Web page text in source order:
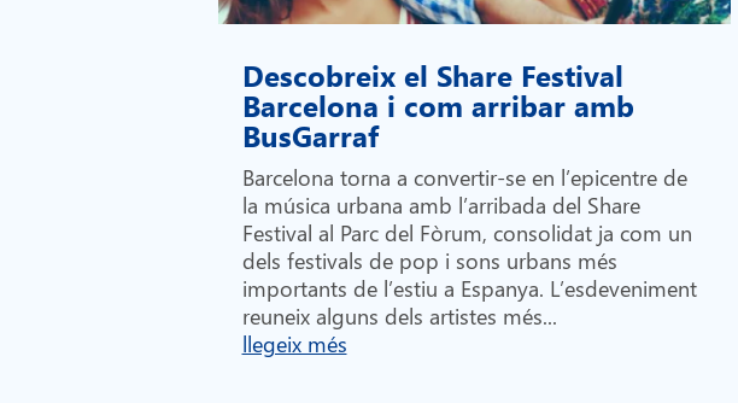
Descobreix el Share Festival
Barcelona i com arribar amb
BusGarraf
Barcelona torna a convertir-se en l’epicentre de
la música urbana amb l’arribada del Share
Festival al Parc del Fòrum, consolidat ja com un
dels festivals de pop i sons urbans més
importants de l’estiu a Espanya. L’esdeveniment
reuneix alguns dels artistes més...
llegeix més